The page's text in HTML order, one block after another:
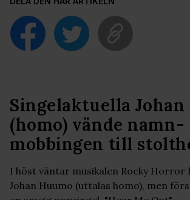
Singelaktuella Johan
(homo) vände namn-
mobbingen till
I höst väntar musikalen Rocky
Johan Huumo (uttalas homo), men